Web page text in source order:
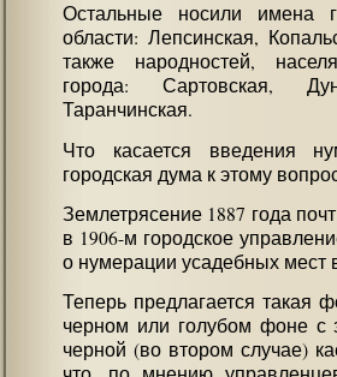
Остальные носили имена
области: Лепсинская,
также народностей,
города: Сартовская,
Таранчинская.
Что касается введения
городская дума к этому
Землетрясение 1887 года
в 1906-м городское
о нумерации усадебных мест
Теперь предлагается такая
черном или голубом фоне с
черной (во втором случае)